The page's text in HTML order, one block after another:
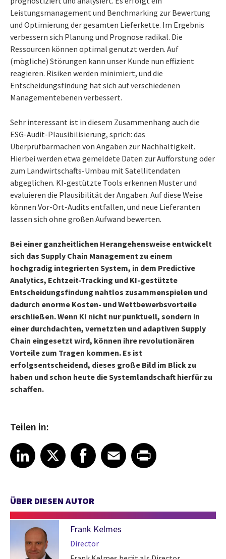
Leistungsmanagement und Benchmarking zur Bewertung
und Optimierung der gesamten Lieferkette. Im Ergebnis
verbessern sich Planung und Prognose radikal. Die
Ressourcen können optimal genutzt werden. Auf
(mögliche) Störungen kann unser Kunde nun effizient
reagieren. Risiken werden minimiert, und die
Entscheidungsfindung hat sich auf verschiedenen
Managementebenen verbessert.
Sehr interessant ist in diesem Zusammenhang auch die
ESG-Audit-Plausibilisierung, sprich: das
Überprüfbarmachen von Angaben zur Nachhaltigkeit.
Hierbei werden etwa gemeldete Daten zur Aufforstung oder
zum Landwirtschafts-Umbau mit Satellitendaten
abgeglichen. KI-gestützte Tools erkennen Muster und
evaluieren die Plausibilität der Angaben. Auf diese Weise
können Vor-Ort-Audits entfallen, und neue Lieferanten
lassen sich ohne großen Aufwand bewerten.
Bei einer ganzheitlichen Herangehensweise entwickelt
sich das Supply Chain Management zu einem
hochgradig integrierten System, in dem Predictive
Analytics, Echtzeit-Tracking und KI-gestützte
Entscheidungsfindung nahtlos zusammenspielen und
dadurch enorme Kosten- und Wettbewerbsvorteile
erschließen. Wenn KI nicht nur punktuell, sondern in
einer durchdachten, vernetzten und adaptiven Supply
Chain eingesetzt wird, können ihre revolutionären
Vorteile zum Tragen kommen. Es ist
erfolgsentscheidend, dieses große Bild im Blick zu
haben und schon heute die Systemlandschaft hierfür zu
schaffen.
Teilen in:
Share article on LinkedIn
LinkedIn
Share article on XShare article on Facebook
Facebook
Share article on Email
EmailShare article on Print
ÜBER DIESEN AUTOR
Frank Kelmes
Director